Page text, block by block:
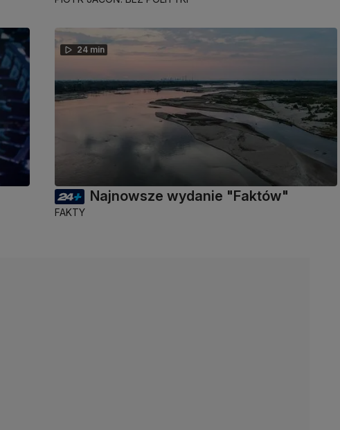
24 min
Najnowsze wydanie "Faktów"
FAKTY